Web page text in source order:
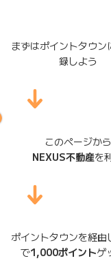
まずはポイントタウン
録しよう
このページから
NEXUS不動産を
ポイントタウンを経由
で1,000ポイントゲ